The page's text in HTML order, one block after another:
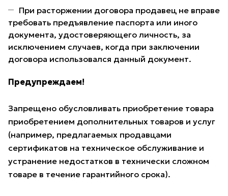
При расторжении договора продавец не вправе
требовать предъявление паспорта или иного
документа, удостоверяющего личность, за
исключением случаев, когда при заключении
договора использовался данный документ.
Предупреждаем!
Запрещено обусловливать приобретение товара
приобретением дополнительных товаров и услуг
(например, предлагаемых продавцами
сертификатов на техническое обслуживание и
устранение недостатков в технически сложном
товаре в течение гарантийного срока).